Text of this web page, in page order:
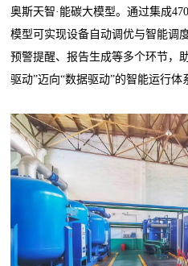
奥斯天智·能碳大模型。通过集成
模型可实现设备自动调优与智能调
预警提醒、报告生成等多个环节，
驱动”迈向“数据驱动”的智能运行体